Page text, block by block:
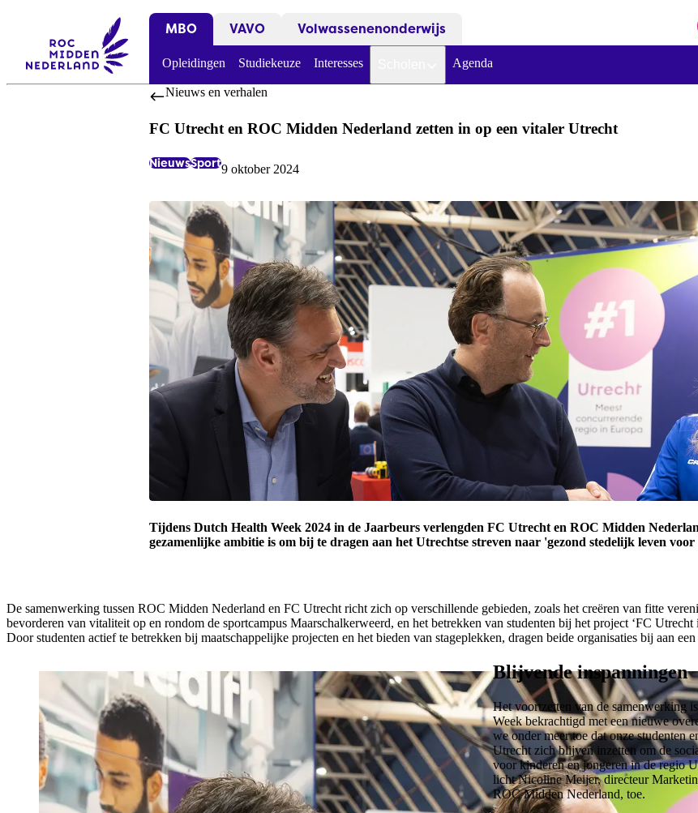
MBO VAVO Volwassenenonderwijs
Opleidingen Studiekeuze Interesses Agenda
Nieuws en verhalen
FC Utrecht en ROC Midden Nederland zetten in op een vitaler Utrecht
NieuwsSport9 oktober 2024
Tijdens Dutch Health Week 2024 in de Jaarbeurs verlengden FC Utrecht en ROC Midden
gezamenlijke ambitie is om bij te dragen aan het Utrechtse streven naar 'gezond stedelijk leven voor
De samenwerking tussen ROC Midden Nederland en FC Utrecht richt zich op verschillende gebieden, zoals het creëren van fitte
bevorderen van vitaliteit op en rondom de sportcampus Maarschalkerweerd, en het betrekken van studenten bij het project ‘FC
Door studenten actief te betrekken bij maatschappelijke projecten en het bieden van stageplekken, dragen beide organisaties bij aan
Blijvende inspanningen
Het voortzetten van de samenwerking
Week bekrachtigd met een nieuwe
we onder meer toe dat onze studenten
Utrecht zich blijven inzetten om de
voor kinderen en jongeren in de regio
licht Nicoline Meijer, directeur
ROC Midden Nederland, toe.